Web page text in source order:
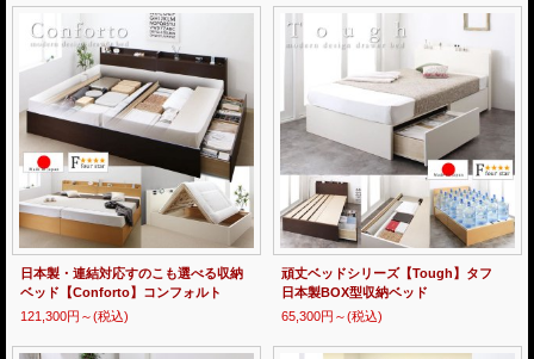
日本製・連結対応すのこも選べる収納
ベッド【Conforto】コンフォルト
121,300円～(税込)
頑丈ベッドシリーズ【Tough】タフ
日本製BOX型収納ベッド
65,300円～(税込)